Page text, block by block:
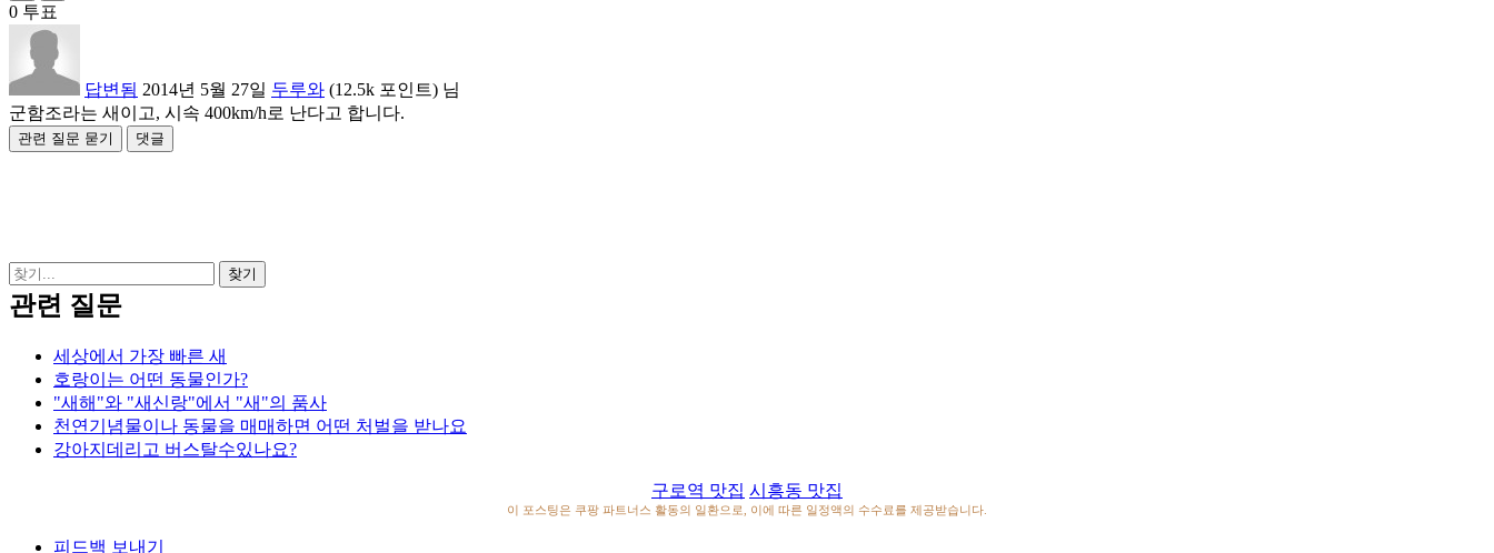
0 투표
답변됨 2014년 5월 27일 두루와 (12.5k 포인트) 님
군함조라는 새이고, 시속 400km/h로 난다고 합니다.
관련 질문
세상에서 가장 빠른 새
호랑이는 어떤 동물인가?
"새해"와 "새신랑"에서 "새"의 품사
천연기념물이나 동물을 매매하면 어떤 처벌을 받나요
강아지데리고 버스탈수있나요?
구로역 맛집 시흥동 맛집
이 포스팅은 쿠팡 파트너스 활동의 일환으로, 이에 따른 일정액의 수수료를 제공받습니다.
피드백 보내기